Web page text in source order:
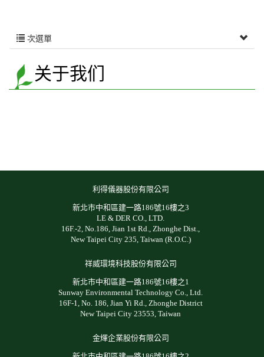
次選單
关于我们
利得儀器股份有限公司
新北市中和區建一路186號16樓之3
LE & DER CO., LTD.
16F.-2, No.186, Jian 1st Rd., Zhonghe Dist.,
New Taipei City 235, Taiwan (R.O.C.)
祥威環境科技股份有限公司
新北市中和區建一路186號16樓之1
Sunway Environmental Technology Co., Ltd.
16F-1, No. 186, Jian Yi Rd., Zhonghe District
New Taipei City 23553, Taiwan
金煇企業股份有限公司